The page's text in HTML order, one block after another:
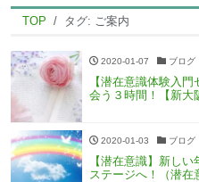
TOP タグ: ご案内
2020-01-07 ブログ
【潜在意識体験入
会う３時間！【新大
2020-01-03 ブログ
【潜在意識】新し
ステージへ！（潜在